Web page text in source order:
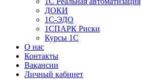
ДОКИ
1C-ЭДО
1СПАРК Риски
Курсы 1С
О нас
Контакты
Вакансии
Личный кабинет